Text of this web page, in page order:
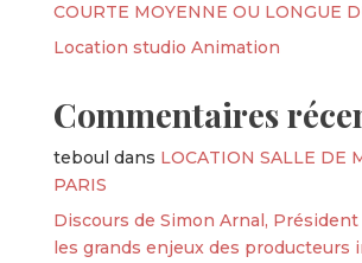
COURTE MOYENNE OU LONGUE
Location studio Animation
Commentaires
teboul dans LOCATION SALLE DE
PARIS
Discours de Simon Arnal, Président
les grands enjeux des producteurs